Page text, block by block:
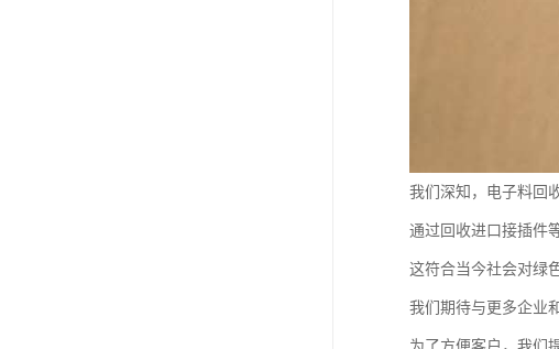
我们深知，电子料回
通过回收进口接插件
这符合当今社会对绿
我们期待与更多企业